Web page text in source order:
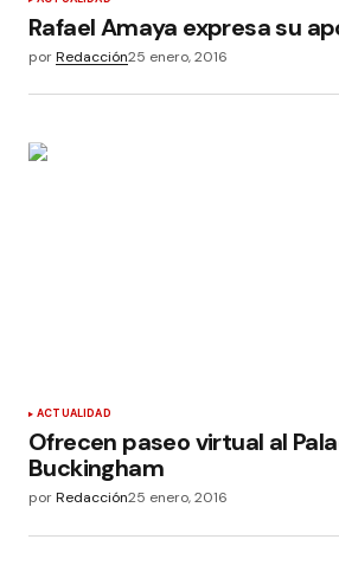
Rafael Amaya expresa su
porRedacción25 enero, 2016
ACTUALIDAD
Ofrecen paseo virtual al
Buckingham
porRedacción25 enero, 2016